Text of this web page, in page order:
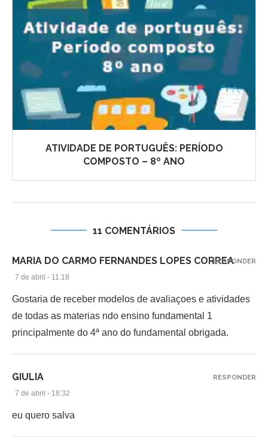
ATIVIDADE DE PORTUGUÊS: PERÍODO
COMPOSTO – 8º ANO
11 COMENTÁRIOS
MARIA DO CARMO FERNANDES LOPES CORREA
7 de abril - 11:18
Gostaria de receber modelos de avaliaçoes e atividades
de todas as materias ndo ensino fundamental 1
principalmente do 4ª ano do fundamental obrigada.
RESPONDER
GIULIA
7 de abril - 18:32
eu quero salva
RESPONDER